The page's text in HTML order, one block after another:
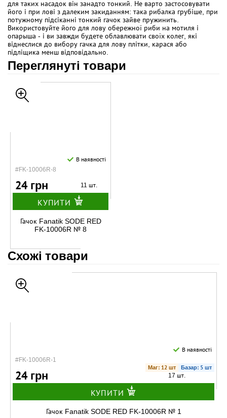
для таких насадок він занадто тонкий. Не варто застосовувати
його і при лові з далеким закиданням: така рибалка грубіше, при
потужному підсіканні тонкий гачок зайве пружинить.
Використовуйте його для лову обережної риби на мотиля і
опарыша - і ви завжди будете облавлювати своїх колег, які
віднеслися до вибору гачка для лову плітки, карася або
підліщика менш відповідально.
Переглянуті товари
#FK-10006R-8
В наявності
24 грн 11 шт.
КУПИТИ
Гачок Fanatik SODE RED
FK-10006R № 8
Схожі товари
#FK-10006R-1
В наявності
Маг: 12 шт Базар: 5 шт
24 грн 17 шт.
КУПИТИ
Гачок Fanatik SODE RED FK-10006R № 1